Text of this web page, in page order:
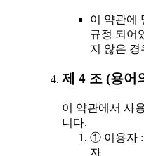
이 약관에
규정 되어
지 않은
제 4 조 (용어
이 약관에서 사
니다.
① 이용자 :
자